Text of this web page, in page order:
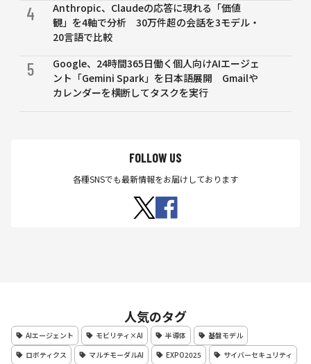
4
Anthropic、Claudeの応答に現れる「価値
観」を4軸で分析 30万件超の会話を3モデル・
20言語で比較
5
Google、24時間365日働く個人向けAIエージェ
ント「Gemini Spark」を日本語展開 Gmailや
カレンダーを横断してタスクを実行
FOLLOW US
各種SNSでも最新情報をお届けしております
人気のタグ
AIエージェント モビリティ×AI 半導体
基盤モデル
ロボティクス
マルチモーダルAI EXPO2025
サイバーセキュリティ